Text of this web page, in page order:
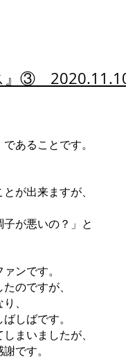
』③
あることです。
が出来ますが、
が悪いの？」と
ンです。
のですが、
、
しばです。
まいましたが、
です。